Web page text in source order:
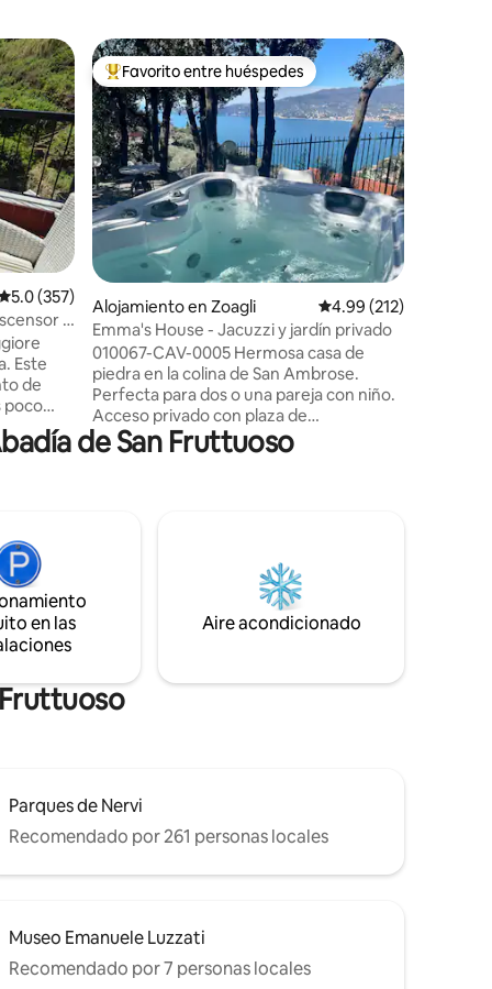
promedio: 5.0 de 5, 357 reseñas
5.0 (357)
-
Este
de
poco
aire
y
Favorito entre huéspedes preferido
Favorito entre huéspedes
Alojamiento en Zoagli Calificación promedio:
4.99 (212)
Emma's House - Jacuzzi y jardín privado
010067-CAV-0005 Hermosa casa de
piedra en la colina de San Ambrose.
Perfecta para dos o una pareja con niño.
Acceso privado con plaza de
aparcamiento. Magnífica arboleda
privada con bañera de hidromasaje de 4
consta de un dormitorio con cama
tamaño king y sofá cama individual, baño
con ducha y sala de estar con cocina con
vistas a otro jardín privado con tumbona
de San Fruttuoso
en las
Aire acondicionado
Parques de Nervi
Recomendado por 261 personas locales
Museo Emanuele Luzzati
Recomendado por 7 personas locales